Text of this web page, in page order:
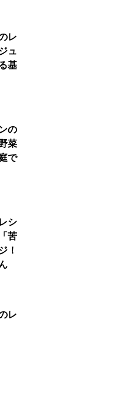
レ
ュ
基
の
菜
で
シ
苦
！
レ